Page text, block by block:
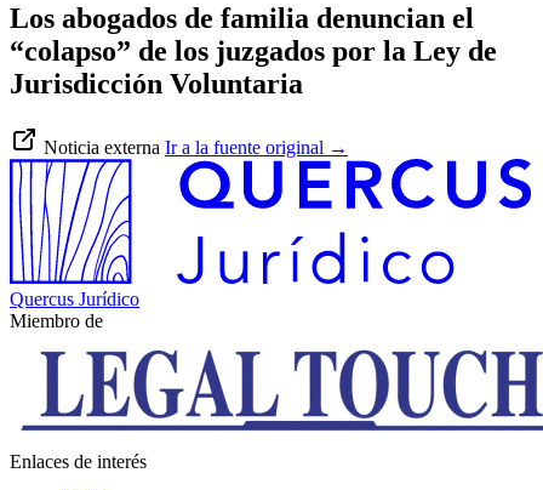
Los abogados de familia denuncian el
“colapso” de los juzgados por la Ley de
Jurisdicción Voluntaria
Noticia externa Ir a la fuente original →
Quercus Jurídico
Miembro de
Enlaces de interés